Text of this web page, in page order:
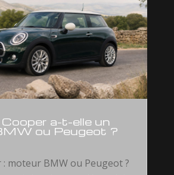
a-t-elle un
ou Peugeot ?
moteur BMW ou Peugeot ?